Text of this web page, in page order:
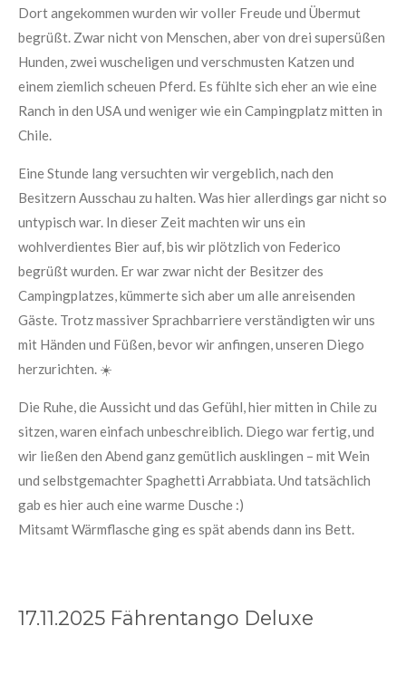
Dort angekommen wurden wir voller Freude und Übermut
begrüßt. Zwar nicht von Menschen, aber von drei supersüßen
Hunden, zwei wuscheligen und verschmusten Katzen und
einem ziemlich scheuen Pferd. Es fühlte sich eher an wie eine
Ranch in den USA und weniger wie ein Campingplatz mitten in
Chile.
Eine Stunde lang versuchten wir vergeblich, nach den
Besitzern Ausschau zu halten. Was hier allerdings gar nicht so
untypisch war. In dieser Zeit machten wir uns ein
wohlverdientes Bier auf, bis wir plötzlich von Federico
begrüßt wurden. Er war zwar nicht der Besitzer des
Campingplatzes, kümmerte sich aber um alle anreisenden
Gäste. Trotz massiver Sprachbarriere verständigten wir uns
mit Händen und Füßen, bevor wir anfingen, unseren Diego
herzurichten. ☀️
Die Ruhe, die Aussicht und das Gefühl, hier mitten in Chile zu
sitzen, waren einfach unbeschreiblich. Diego war fertig, und
wir ließen den Abend ganz gemütlich ausklingen – mit Wein
und selbstgemachter Spaghetti Arrabbiata. Und tatsächlich
gab es hier auch eine warme Dusche :)
Mitsamt Wärmflasche ging es spät abends dann ins Bett.
17.11.2025 Fährentango Deluxe